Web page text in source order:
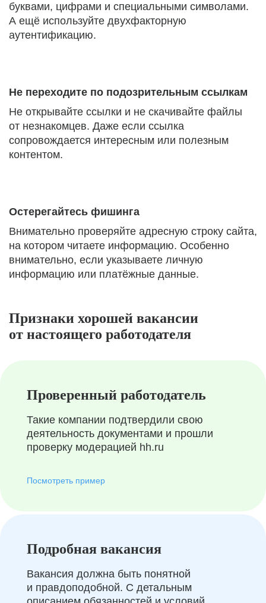
буквами, цифрами и специальными символами.
А ещё используйте двухфакторную
аутентификацию.
Не переходите по подозрительным ссылкам
Не открывайте ссылки и не скачивайте файлы
от незнакомцев. Даже если ссылка
сопровождается интересным или полезным
контентом.
Остерегайтесь фишинга
Внимательно проверяйте адресную строку сайта,
на котором читаете информацию. Особенно
внимательно, если указываете личную
информацию или платёжные данные.
Признаки хорошей вакансии
от настоящего работодателя
Проверенный работодатель
Такие компании подтвердили свою
деятельность документами и прошли
проверку модерацией hh.ru
Посмотреть пример
Подробная вакансия
Вакансия должна быть понятной
и правдоподобной. С детальным